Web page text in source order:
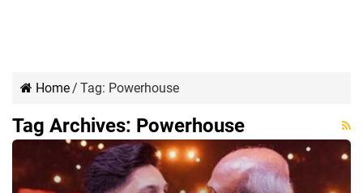
Home/ Tag: Powerhouse
Tag Archives: Powerhouse